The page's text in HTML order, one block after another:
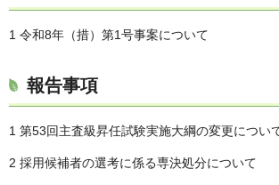
1 令和8年（措）第1号事案について
報告事項
1 第53回主査級昇任試験実施大綱の変更につい
2 採用候補者の選考に係る専決処分について